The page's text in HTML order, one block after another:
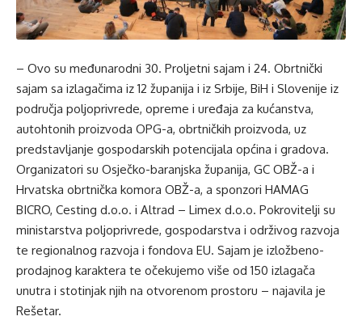
– Ovo su međunarodni 30. Proljetni sajam i 24. Obrtnički
sajam sa izlagačima iz 12 županija i iz Srbije, BiH i Slovenije iz
područja poljoprivrede, opreme i uređaja za kućanstva,
autohtonih proizvoda OPG-a, obrtničkih proizvoda, uz
predstavljanje gospodarskih potencijala općina i gradova.
Organizatori su Osječko-baranjska županija, GC OBŽ-a i
Hrvatska obrtnička komora OBŽ-a, a sponzori HAMAG
BICRO, Cesting d.o.o. i Altrad – Limex d.o.o. Pokrovitelji su
ministarstva poljoprivrede, gospodarstva i održivog razvoja
te regionalnog razvoja i fondova EU. Sajam je izložbeno-
prodajnog karaktera te očekujemo više od 150 izlagača
unutra i stotinjak njih na otvorenom prostoru – najavila je
Rešetar.